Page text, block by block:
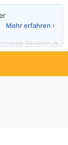
Mehr erfahren ›
baukasten.de